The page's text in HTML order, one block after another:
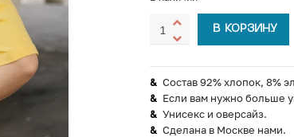
В КОРЗИНУ
Состав 92% хлопок, 8%
Если вам нужно больше
Унисекс и оверсайз.
Сделана в Москве нами.